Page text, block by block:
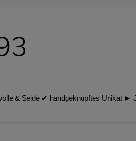
& Seide ✔︎ handgeknüpftes Unikat ►